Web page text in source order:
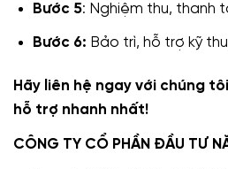
Bước 5: Nghiệm thu, thanh
Bước 6: Bảo trì, hỗ trợ kỹ
Hãy liên hệ ngay với chúng
hỗ trợ nhanh nhất!
CÔNG TY CỔ PHẦN ĐẦU TƯ